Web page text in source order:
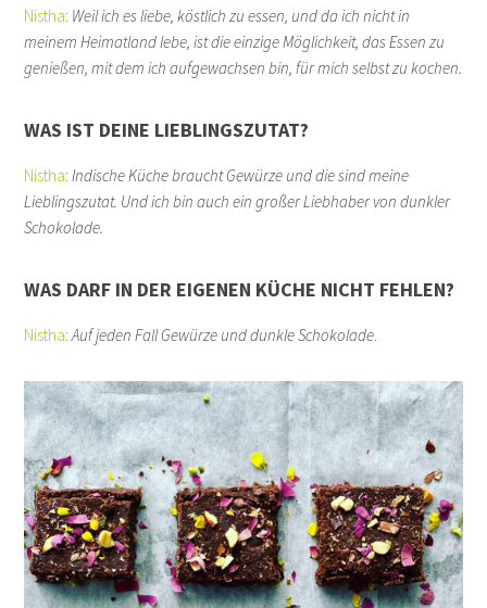
Nistha: Weil ich es liebe, köstlich zu essen, und da ich nicht in
meinem Heimatland lebe, ist die einzige Möglichkeit, das Essen zu
genießen, mit dem ich aufgewachsen bin, für mich selbst zu kochen.
WAS IST DEINE LIEBLINGSZUTAT?
Nistha:Indische Küche brauchtGewürze und die sind meine
Lieblingszutat. Und ich bin auch ein großer Liebhaber von dunkler
Schokolade.
WAS DARF IN DER EIGENEN KÜCHE NICHT FEHLEN?
Nistha:Auf jeden Fall Gewürze und dunkle Schokolade